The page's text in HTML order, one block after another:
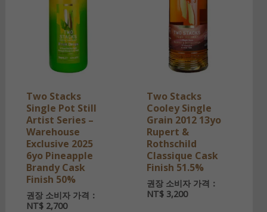
Two Stacks
Single Pot Still
Artist Series –
Warehouse
Exclusive 2025
6yo Pineapple
Brandy Cask
Finish 50%
권장 소비자 가격：
NT$2,700
Two Stacks
Cooley Single
Grain 2012 13yo
Rupert &
Rothschild
Classique Cask
Finish 51.5%
권장 소비자 가격：
NT$3,200